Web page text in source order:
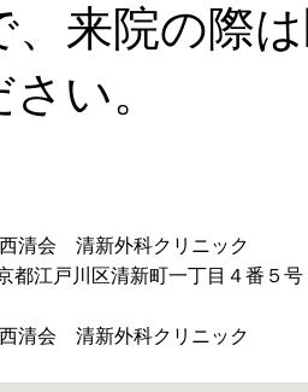
、来院の際
い。
清会 清新外科クリニック
都江戸川区清新町一丁目４番５
清会 清新外科クリニック